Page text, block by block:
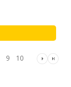
9 10